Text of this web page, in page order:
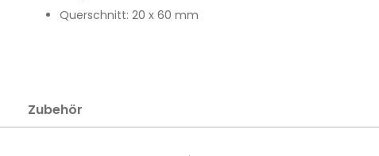
Querschnitt: 20 x 60 mm
Zubehör